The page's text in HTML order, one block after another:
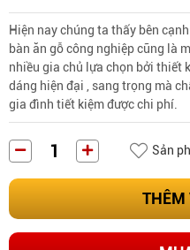
Hiện nay chúng ta thấy bên
bàn ăn gỗ công nghiệpcũng là
nhiều gia chủ lựa chọn bởi thiết
dáng hiện đại , sang trọng mà
gia đình tiết kiệm được chi phí.
Sản
THÊM